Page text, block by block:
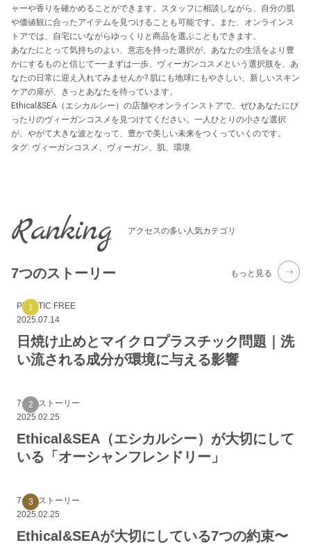
ャーや香りを確かめることができます。スタッフに相談しながら、自分の肌
や価値観に合ったアイテムを見つけることも可能です。また、オンラインス
トアでは、自宅にいながらゆっくりと商品を選ぶこともできます。
あなたにとって気持ちのよい、意志を持った選択が、あなたの生活をより豊
かにするものと信じて——まずは一歩、ヴィーガンコスメという選択肢を、あ
なたの日常に迎え入れてみませんか? 肌にも地球にもやさしい、新しいスキン
ケアの扉が、きっとあなたを待っています。
Ethical&SEA（エシカルシー）の店舗やオンラインストアで、ぜひあなたにぴ
ったりのヴィーガンコスメを見つけてください。一人ひとりの小さな選択
が、やがて大きな波となって、豊かで美しい未来をつくっていくのです。
タグ: ヴィーガンコスメ、ヴィーガン、肌、環境
Ranking アクセスの多い人気カテゴリ
7つのストーリー もっと見る
PLASTIC FREE
2025.07.14
日焼け止めとマイクロプラスチック問題｜洗
い流される成分が環境に与える影響
7つのストーリー
2025.02.25
Ethical&SEA（エシカルシー）が大切にして
いる「オーシャンフレンドリー」
7つのストーリー
2025.02.25
Ethical&SEAが大切にしている7つの約束〜